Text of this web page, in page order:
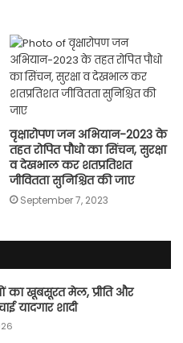
वृक्षारोपण जन अभियान-2023 के
तहत रोपित पौधो का सिंचन, सुरक्षा
व देखभाल कर शतप्रतिशत
जीवितता सुनिश्चित की जाए
September 7, 2023
का खूबसूरत मेल, प्रीति और
यादगार शादी